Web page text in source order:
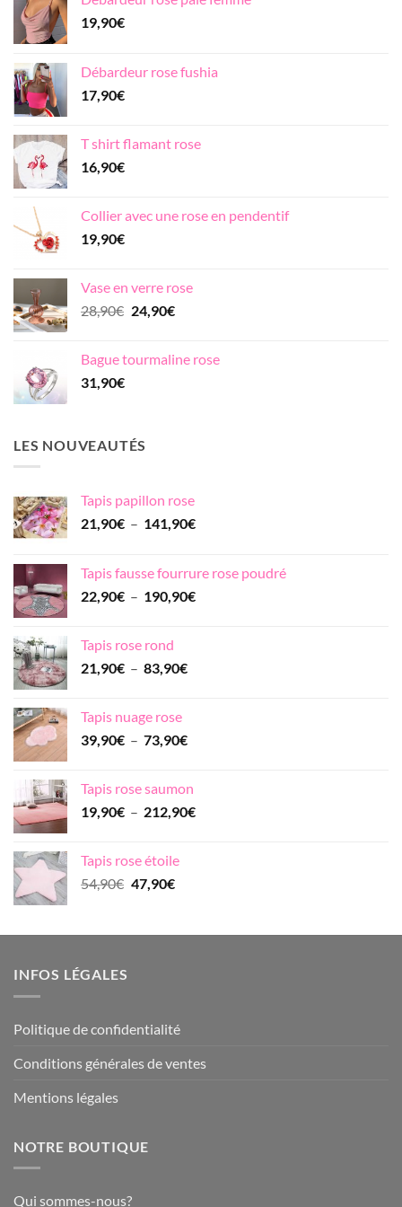
19,90€
Débardeur rose fushia
17,90€
T shirt flamant rose
16,90€
Collier avec une rose en pendentif
19,90€
Vase en verre rose
28,90€ Le
était :
24,90€Le
est :
Bague tourmaline rose
31,90€
LES NOUVEAUTÉS
Tapis papillon rose
21,90€ – 141,90€Plage
21,90€
à
Tapis fausse fourrure rose poudré
22,90€ – 190,90€Plage
Tapis rose rond
21,90€ – 83,90€Plage
à
Tapis nuage rose
39,90€ – 73,90€Plage
39,90€
à
Tapis rose saumon
19,90€ – 212,90€Plage
Tapis rose étoile
54,90€ Le
était :
47,90€Le
est :
INFOS LÉGALES
Politique de confidentialité
Conditions générales de ventes
Mentions légales
NOTRE BOUTIQUE
Qui sommes-nous?